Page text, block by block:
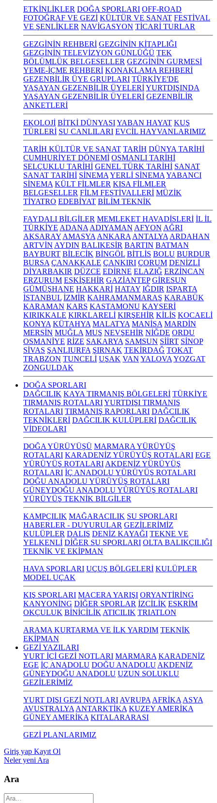
ETKİNLİKLER DOĞA SPORLARI OFF-ROAD
FOTOĞRAF VE GEZİ KÜLTÜR VE SANAT FESTİVAL
VE ŞENLİKLER NAVİGASYON TİCARİ TURLAR
GEZGİNİN REHBERİ GEZGİNİN KİTAPLIĞI
GEZGİNİN TELEVİZYON GÜNLÜĞÜ TEK
BÖLÜMLÜK BELGESELLER GEZGİNİN GURMESİ
YEME-İÇME REHBERİ KONAKLAMA REHBERİ
GEZENBİLİR ÜYE GRUPLARI TÜRKİYE'DE
YAŞAYAN GEZENBİLİR ÜYELERİYURTDIŞINDA
YAŞAYAN GEZENBİLİR ÜYELERİ GEZENBİLİR
ANKETLERİ
EKOLOJİ BİTKİ DÜNYASIYABAN HAYAT KUŞ
TÜRLERİ SU CANLILARI EVCİL HAYVANLARIMIZ
TARİH KÜLTÜR VE SANAT TARİH DÜNYA TARİHİ
CUMHURİYET DÖNEMİ OSMANLI TARİHİ
SELÇUKLU TARİHİ GENEL TÜRK TARİHİ SANAT
SANAT TARİHİ SİNEMA YERLİ SİNEMA YABANCI
SİNEMA KÜLT FİLMLER KISA FİLMLER
BELGESELLER FİLM FESTİVALLERİ MÜZİK
TİYATRO EDEBİYAT BİLİM TEKNİK
FAYDALI BİLGİLER MEMLEKET HAVADİSLERİ İL İL
TÜRKİYE ADANA ADIYAMAN AFYON AĞRI
AKSARAY AMASYA ANKARA ANTALYA ARDAHAN
ARTVİN AYDIN BALIKESİR BARTIN BATMAN
BAYBURT BİLECİK BİNGÖL BİTLİS BOLU BURDUR
BURSA ÇANAKKALE ÇANKIRI ÇORUM DENİZLİ
DİYARBAKIR DÜZCE EDİRNE ELAZIĞ ERZİNCAN
ERZURUM ESKİŞEHİR GAZİANTEP GİRESUN
GÜMÜŞHANE HAKKARİ HATAY IĞDIR ISPARTA
İSTANBUL İZMİR KAHRAMANMARAŞ KARABÜK
KARAMAN KARS KASTAMONU KAYSERİ
KIRIKKALE KIRKLARELİ KIRŞEHİR KİLİS KOCAELİ
KONYA KÜTAHYA MALATYA MANİSA MARDİN
MERSİN MUĞLA MUŞ NEVŞEHİR NİĞDE ORDU
OSMANİYE RİZE SAKARYA SAMSUN SİİRT SİNOP
SİVAS ŞANLIURFA ŞIRNAK TEKİRDAĞ TOKAT
TRABZON TUNCELİ UŞAK VAN YALOVA YOZGAT
ZONGULDAK
DOĞA SPORLARI
DAĞCILIK KAYA TIRMANIŞ BÖLGELERİ TÜRKİYE
TIRMANIŞ ROTALARIYURTDIŞI TIRMANIŞ
ROTALARI TIRMANIŞ RAPORLARI DAĞCILIK
TEKNİKLERİ DAĞCILIK KULÜPLERİ DAĞCILIK
VİDEOLARI
DOĞA YÜRÜYÜŞÜ MARMARA YÜRÜYÜŞ
ROTALARI KARADENİZ YÜRÜYÜŞ ROTALARI EGE
YÜRÜYÜŞ ROTALARI AKDENİZ YÜRÜYÜŞ
ROTALARI İÇ ANADOLU YÜRÜYÜŞ ROTALARI
DOĞU ANADOLU YÜRÜYÜŞ ROTALARI
GÜNEYDOĞU ANADOLU YÜRÜYÜŞ ROTALARI
YÜRÜYÜŞ TEKNİK BİLGİLER
KAMPÇILIK MAĞARACILIK SU SPORLARI
HABERLER - DUYURULAR GEZİLERİMİZ
KULÜPLER DALIŞ DENİZ KAYAĞI TEKNE VE
YELKENLİ DİĞER SU SPORLARI OLTA BALIKÇILIĞI
TEKNİK VE EKİPMAN
HAVA SPORLARI UÇUŞ BÖLGELERİ KULÜPLER
MODEL UÇAK
KIŞ SPORLARI MACERA YARIŞI ORYANTİRİNG
KANYONİNG DİĞER SPORLAR İZCİLİK ESKRİM
OKÇULUK BİNİCİLİK ATICILIK TRIATLON
ARAMA KURTARMA VE İLK YARDIM TEKNİK
EKİPMAN
GEZİ YAZILARI
YURT İÇİ GEZİ NOTLARI MARMARA KARADENİZ
EGE İÇ ANADOLU DOĞU ANADOLU AKDENİZ
GÜNEYDOĞU ANADOLU UZUN SOLUKLU
GEZİLERİMİZ
YURT DIŞI GEZİ NOTLARI AVRUPA AFRİKA ASYA
AVUSTRALYA ANTARKTİKA KUZEY AMERİKA
GÜNEY AMERİKA KITALARARASI
GEZİ PLANLARIMIZ
Giriş yap Kayıt Ol
Neler yeni Ara
Ara